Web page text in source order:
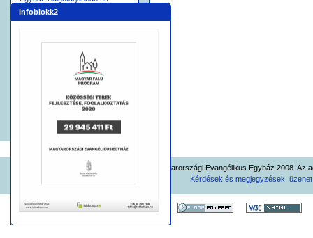
Infoblokk2
környékén tervezett
beruházásai
Vallásturisztikai előadássorozat
EGYH-EKF-26-P-0005
Iskola kivitelezési munkái
© Magyarországi Evangélikus Egyház 2008. Az
Kérdések és megjegyzések: